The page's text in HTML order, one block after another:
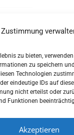
Zustimmung
zu bieten,
zu speichern
Technologien
eindeutige IDs auf
nicht erteilst oder
Funktionen
Akzeptieren